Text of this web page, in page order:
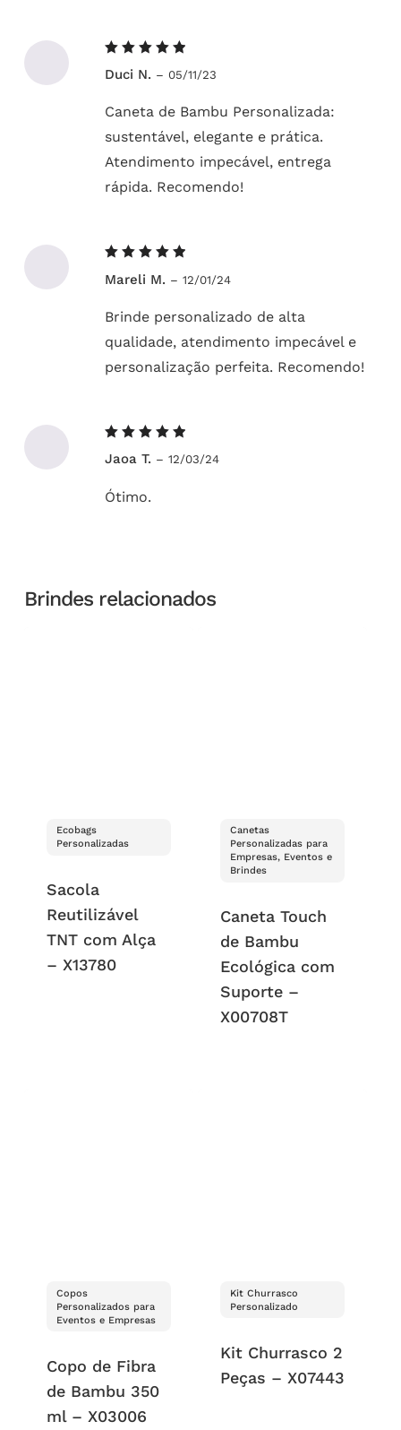
5de 5
Duci N. – 05/11/23
Caneta de Bambu Personalizada:
sustentável, elegante e prática.
Atendimento impecável, entrega
rápida. Recomendo!
5de 5
Mareli M. – 12/01/24
Brinde personalizado de alta
qualidade, atendimento impecável e
personalização perfeita. Recomendo!
5de 5
Jaoa T. – 12/03/24
Ótimo.
Brindes relacionados
Ecobags
Personalizadas
Sacola
Reutilizável
TNT com Alça
– X13780
Canetas
Personalizadas para
Empresas, Eventos e
Brindes
Caneta Touch
de Bambu
Ecológica com
Suporte –
X00708T
Copos
Personalizados para
Eventos e Empresas
Copo de Fibra
de Bambu 350
ml – X03006
Kit Churrasco
Personalizado
Kit Churrasco 2
Peças – X07443